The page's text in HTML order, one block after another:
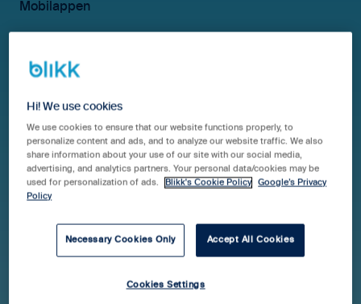
Mobilappen
ett kvitto
För att registrera ett utlägg så klickar du på ikonen
kvitton. Om du bara ska fota kvittot nu för att registrera
det sedan så väljer du fota kvitto.
Detta kvittot kan du sedan registrera vid ett senare
tillfälle antingen genom att i appen välja kvitton och
desktop genom att gå till Tid & Kvitton > Kvitton >
Hi! We use cookies
We use cookies to ensure that our website functions properly, to
personalize content and ads, and to analyze our website traffic. We also
share information about your use of our site with our social media,
advertising, and analytics partners. Your personal data/cookies may be
used for personalization of ads.
Blikk's Cookie Policy
Google’s Privacy
Policy
Necessary Cookies Only Accept All Cookies
Cookies Settings